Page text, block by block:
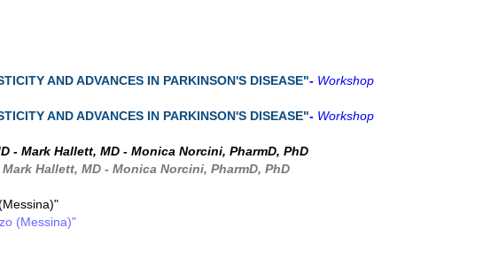
AND ADVANCES IN PARKINSON'S DISEASE"- Workshop
AND ADVANCES IN PARKINSON'S DISEASE"- Workshop
- Mark Hallett, MD - Monica Norcini, PharmD, PhD
Hallett, MD - Monica Norcini, PharmD, PhD
(Messina)"